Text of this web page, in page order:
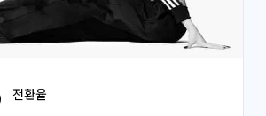
전환율